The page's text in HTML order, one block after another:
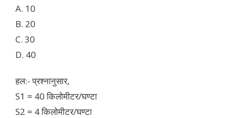
A. 10
B. 20
C. 30
D. 40
हल:- प्रश्नानुसार,
S1 = 40 किलोमीटर/घण्टा
S2 = 4 किलोमीटर/घण्टा